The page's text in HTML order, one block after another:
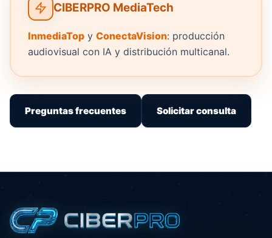
CIBERPRO MediaTech
InmediaTopy ConectaVision: producción
audiovisual con IA y distribución multicanal.
Preguntas frecuentes Solicitar consulta